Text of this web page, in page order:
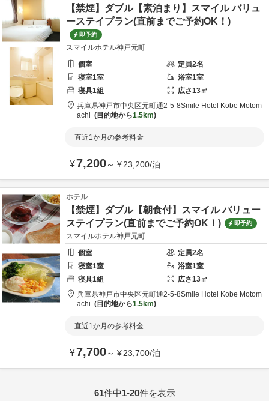
【禁煙】ダブル【素泊まり】スマイル バリュ
ーステイプラン(直前までご予約OK！)
即予約
スマイルホテル神戸元町
個室
定員2名
寝室1室 浴室1室
寝具1組 広さ13㎡
兵庫県神戸市中央区元町通2-5-8Smile Hotel Kobe Motom
achi
目的地から1.5km
直近1か月の参考料金
¥7,200～ ¥23,200/泊
ホテル
【禁煙】ダブル【朝食付】スマイル バリュー
ステイプラン(直前までご予約OK！)
即予約
スマイルホテル神戸元町
個室
定員2名
寝室1室 浴室1室
寝具1組 広さ13㎡
兵庫県神戸市中央区元町通2-5-8Smile Hotel Kobe Motom
achi
目的地から1.5km
直近1か月の参考料金
¥7,700～ ¥23,700/泊
61件中1-20件を表示